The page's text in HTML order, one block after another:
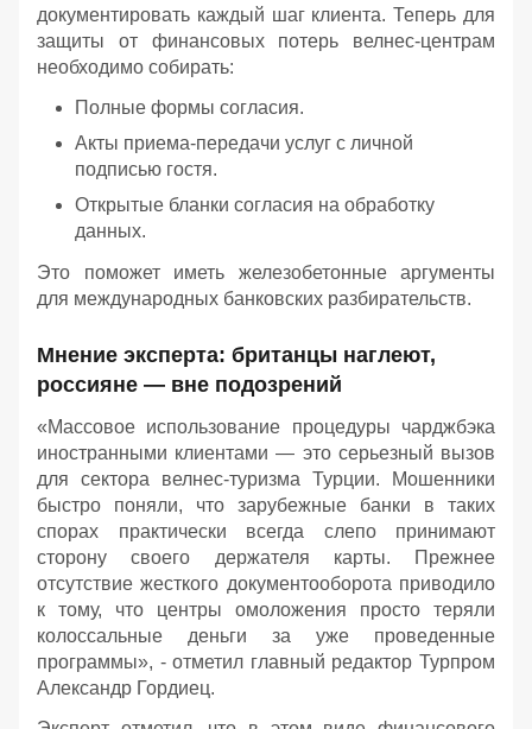
документировать каждый шаг клиента. Теперь для
защиты от финансовых потерь велнес-центрам
необходимо собирать:
Полные формы согласия.
Акты приема-передачи услуг с личной
подписью гостя.
Открытые бланки согласия на обработку
данных.
Это поможет иметь железобетонные аргументы
для международных банковских разбирательств.
Мнение эксперта: британцы наглеют,
россияне — вне подозрений
«Массовое использование процедуры чарджбэка
иностранными клиентами — это серьезный вызов
для сектора велнес-туризма Турции. Мошенники
быстро поняли, что зарубежные банки в таких
спорах практически всегда слепо принимают
сторону своего держателя карты. Прежнее
отсутствие жесткого документооборота приводило
к тому, что центры омоложения просто теряли
колоссальные деньги за уже проведенные
программы», - отметил главный редактор Турпром
Александр Гордиец.